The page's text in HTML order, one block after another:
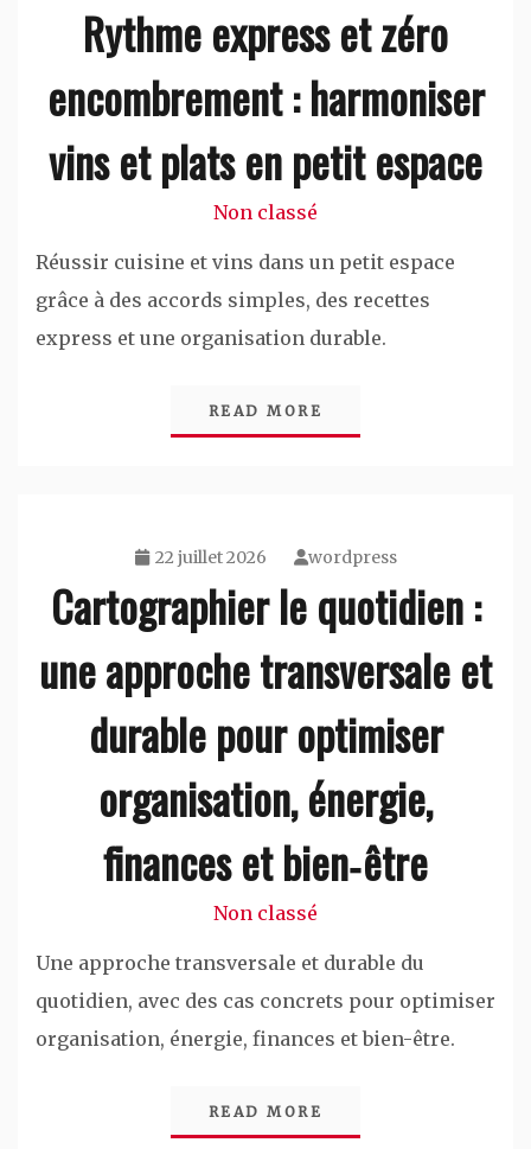
Rythme express et zéro
encombrement : harmoniser
vins et plats en petit espace
Non classé
Réussir cuisine et vins dans un petit espace
grâce à des accords simples, des recettes
express et une organisation durable.
READ MORE
22 juillet 2026 wordpress
Cartographier le quotidien :
une approche transversale et
durable pour optimiser
organisation, énergie,
finances et bien‑être
Non classé
Une approche transversale et durable du
quotidien, avec des cas concrets pour optimiser
organisation, énergie, finances et bien-être.
READ MORE